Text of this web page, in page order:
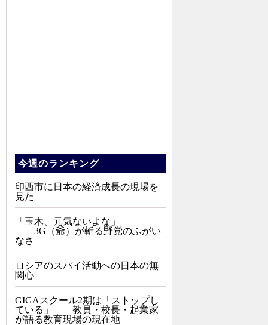
今週のランキング
印西市に日本の経済成長の現場を
見た
「玉木、元気ないよな」
――3G（爺）が斬る野党のふがい
なさ
ロシアのスパイ活動への日本の無
関心
GIGAスクール2期は「ストップし
ている」——教員・校長・起業家
が語る教育現場の現在地